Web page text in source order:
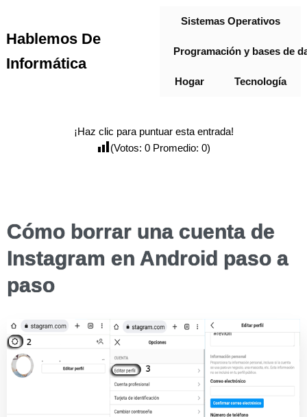
Hablemos De
Informática
Sistemas Operativos
Programación y bases de
Hogar Tecnología
¡Haz clic para puntuar esta entrada!
(Votos: 0 Promedio: 0)
Cómo borrar una cuenta de
Instagram en Android paso a
paso